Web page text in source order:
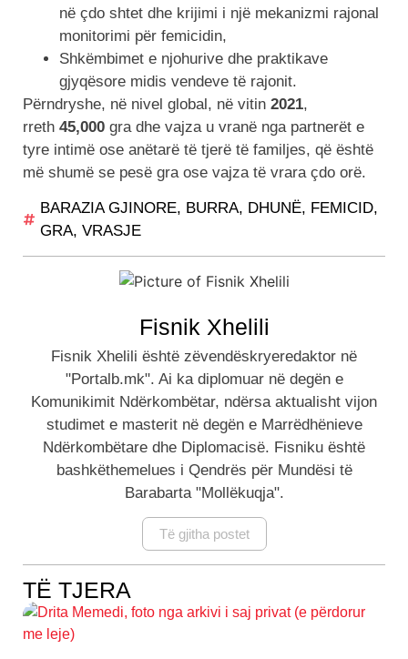
në çdo shtet dhe krijimi i një mekanizmi rajonal
monitorimi për femicidin,
Shkëmbimet e njohurive dhe praktikave
gjyqësore midis vendeve të rajonit.
Përndryshe, në nivel global, në vitin 2021,
rreth 45,000 gra dhe vajza u vranë nga partnerët e
tyre intimë ose anëtarë të tjerë të familjes, që është
më shumë se pesë gra ose vajza të vrara çdo orë.
BARAZIA GJINORE, BURRA, DHUNË, FEMICID,
GRA, VRASJE
Fisnik Xhelili
Fisnik Xhelili është zëvendëskryeredaktor në
"Portalb.mk". Ai ka diplomuar në degën e
Komunikimit Ndërkombëtar, ndërsa aktualisht vijon
studimet e masterit në degën e Marrëdhënieve
Ndërkombëtare dhe Diplomacisë. Fisniku është
bashkëthemelues i Qendrës për Mundësi të
Barabarta "Mollëkuqja".
Të gjitha postet
TË TJERA